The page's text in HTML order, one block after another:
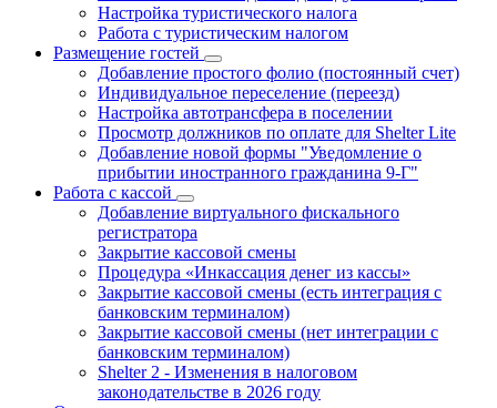
Настройка туристического налога
Работа с туристическим налогом
Размещение гостей
Добавление простого фолио (постоянный счет)
Индивидуальное переселение (переезд)
Настройка автотрансфера в поселении
Просмотр должников по оплате для Shelter Lite
Добавление новой формы "Уведомление о
прибытии иностранного гражданина 9-Г"
Работа с кассой
Добавление виртуального фискального
регистратора
Закрытие кассовой смены
Процедура «Инкассация денег из кассы»
Закрытие кассовой смены (есть интеграция с
банковским терминалом)
Закрытие кассовой смены (нет интеграции с
банковским терминалом)
Shelter 2 - Изменения в налоговом
законодательстве в 2026 году